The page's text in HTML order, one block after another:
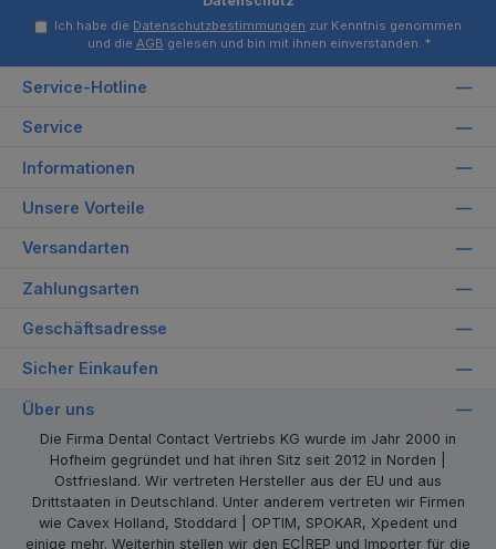
Ich habe die Datenschutzbestimmungen zur Kenntnis genommen
und die AGB gelesen und bin mit ihnen einverstanden. *
Service-Hotline
Service
Informationen
Unsere Vorteile
Versandarten
Zahlungsarten
Geschäftsadresse
Sicher Einkaufen
Über uns
Die Firma Dental Contact Vertriebs KG wurde im Jahr 2000 in
Hofheim gegründet und hat ihren Sitz seit 2012 in Norden |
Ostfriesland. Wir vertreten Hersteller aus der EU und aus
Drittstaaten in Deutschland. Unter anderem vertreten wir Firmen
wie Cavex Holland, Stoddard | OPTIM, SPOKAR, Xpedent und
einige mehr. Weiterhin stellen wir den EC|REP und Importer für die